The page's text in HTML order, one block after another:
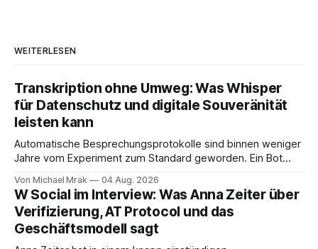
WEITERLESEN
Transkription ohne Umweg: Was Whisper
für Datenschutz und digitale Souveränität
leisten kann
Automatische Besprechungsprotokolle sind binnen weniger
Jahre vom Experiment zum Standard geworden. Ein Bot
Ende eine Zusammenfassung samt Aufgabenliste. Das
funktioniert gut. Die Frage, die regelmäßig untergeht, lautet:
Wo genau liegt das Audio, wer verarbeitet es und unter
welcher Rechtsgrundlage? Es gibt
Von Michael Mrak 04 Aug. 2026
W Social im Interview: Was Anna Zeiter über
Verifizierung, AT Protocol und das
Geschäftsmodell sagt